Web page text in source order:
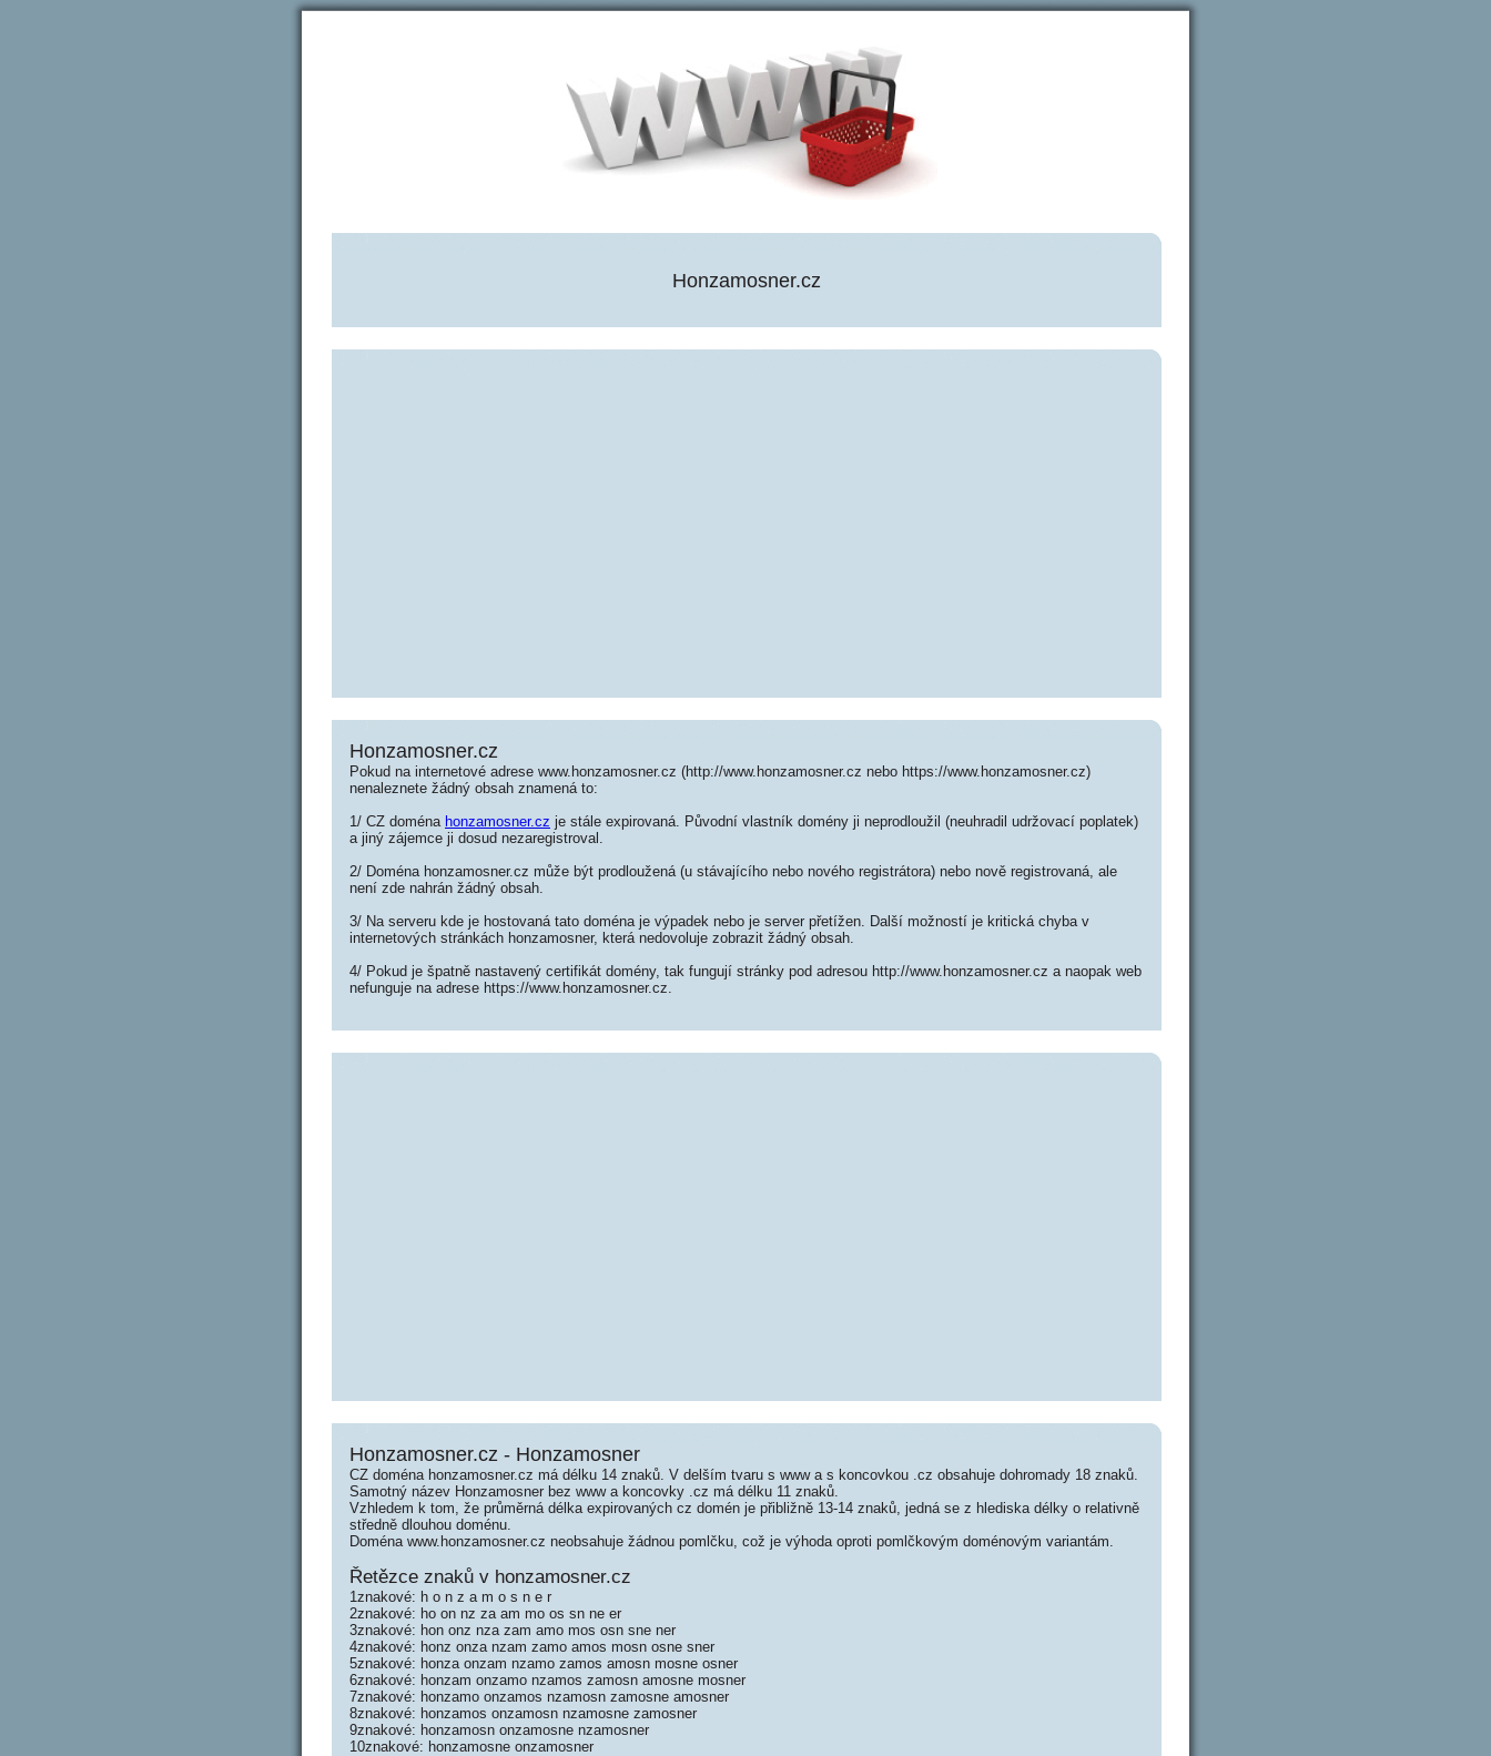
Honzamosner.cz
Honzamosner.cz
Pokud na internetové adrese www.honzamosner.cz (http://www.honzamosner.cz nebo https://www.honzamosner.cz)
nenaleznete žádný obsah znamená to:
1/ CZ doména honzamosner.cz je stále expirovaná. Původní vlastník domény ji neprodloužil (neuhradil udržovací poplatek)
a jiný zájemce ji dosud nezaregistroval.
2/ Doména honzamosner.cz může být prodloužená (u stávajícího nebo nového registrátora) nebo nově registrovaná, ale
není zde nahrán žádný obsah.
3/ Na serveru kde je hostovaná tato doména je výpadek nebo je server přetížen. Další možností je kritická chyba v
internetových stránkách honzamosner, která nedovoluje zobrazit žádný obsah.
4/ Pokud je špatně nastavený certifikát domény, tak fungují stránky pod adresou http://www.honzamosner.cz a naopak web
nefunguje na adrese https://www.honzamosner.cz.
Honzamosner.cz - Honzamosner
CZ doména honzamosner.cz má délku 14 znaků. V delším tvaru s www a s koncovkou .cz obsahuje dohromady 18 znaků.
Samotný název Honzamosner bez www a koncovky .cz má délku 11 znaků.
Vzhledem k tom, že průměrná délka expirovaných cz domén je přibližně 13-14 znaků, jedná se z hlediska délky o relativně
středně dlouhou doménu.
Doména www.honzamosner.cz neobsahuje žádnou pomlčku, což je výhoda oproti pomlčkovým doménovým variantám.
Řetězce znaků v honzamosner.cz
1znakové: h o n z a m o s n e r
2znakové: ho on nz za am mo os sn ne er
3znakové: hon onz nza zam amo mos osn sne ner
4znakové: honz onza nzam zamo amos mosn osne sner
5znakové: honza onzam nzamo zamos amosn mosne osner
6znakové: honzam onzamo nzamos zamosn amosne mosner
7znakové: honzamo onzamos nzamosn zamosne amosner
8znakové: honzamos onzamosn nzamosne zamosner
9znakové: honzamosn onzamosne nzamosner
10znakové: honzamosne onzamosner